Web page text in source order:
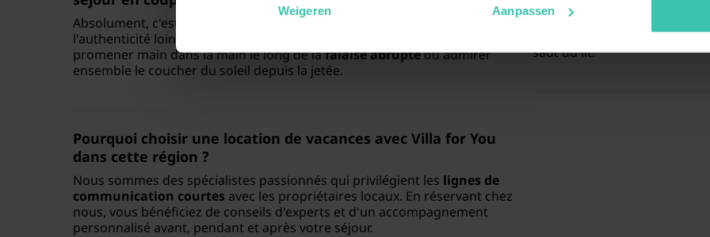
Weigeren Aanpassen
Absolument, c'est un lieu idéal pour les couples recherchant le calme et
l'authenticité loin des grandes foules touristiques. Vous pourrez vous
promener main dans la main le long de lafalaise abrupteou admirer
ensemble le coucher du soleil depuis la jetée.
Pourquoi choisir une location de vacances avec Villa for You
dans cette région ?
Nous sommes des spécialistes passionnés qui privilégient les lignes de
communication courtes avec les propriétaires locaux. En réservant chez
nous, vous bénéficiez de conseils d'experts et d'un accompagnement
personnalisé avant, pendant et après votre séjour.
Outre la détente sur les
environs à vélo ou pratiquer
de l'eau permet de profiter
saut du lit.